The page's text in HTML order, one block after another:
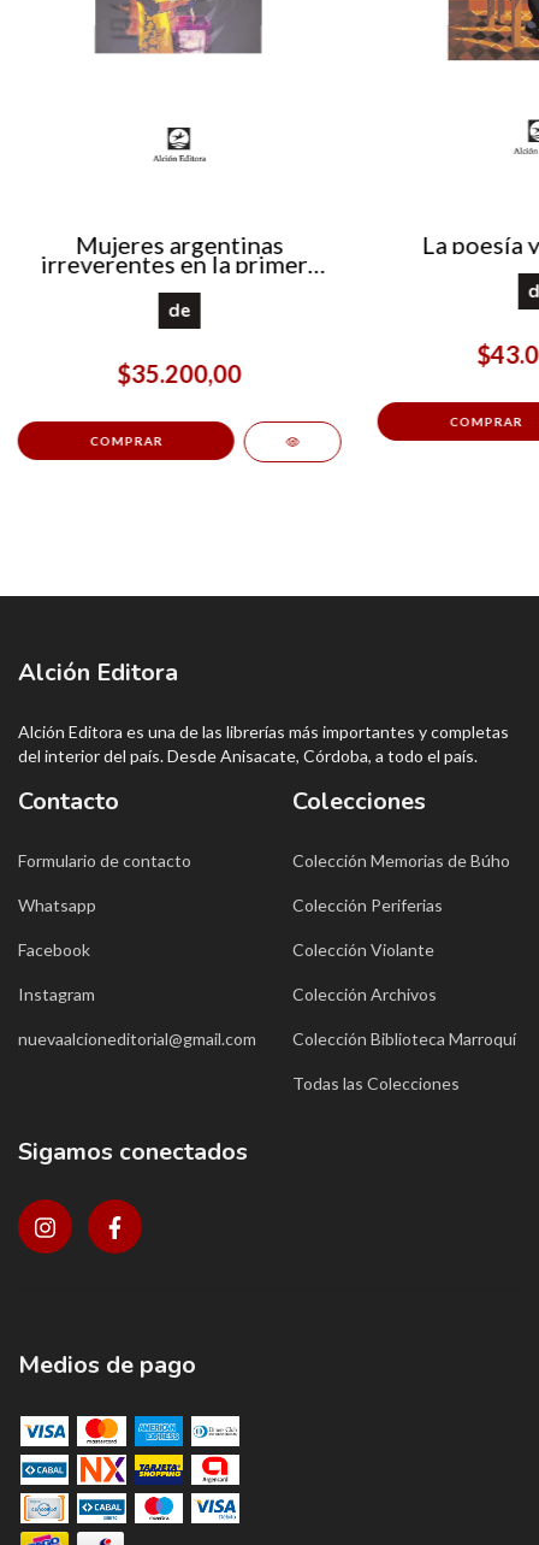
Mujeres argentinas
irreverentes en la primera
mitad del siglo XX. Discurso
y acción
de
$35.200,00
La poesía
Alción Editora
Alción Editora es una de las librerías más importantes y completas
del interior del país. Desde Anisacate, Córdoba, a todo el país.
Contacto
Formulario de contacto
Whatsapp
Facebook
Instagram
nuevaalcioneditorial@gmail.com
Colecciones
Colección Memorias de Búho
Colección Periferias
Colección Violante
Colección Archivos
Colección Biblioteca Marroquí
Todas las Colecciones
Sigamos conectados
Medios de pago